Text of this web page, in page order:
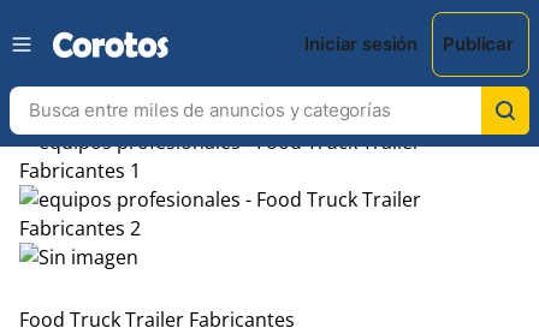
Iniciar sesión Publicar
Food Truck Trailer Fabricantes